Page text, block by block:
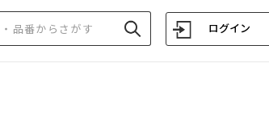
ログイン